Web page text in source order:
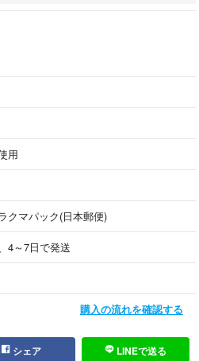
用
クマパック(日本郵便)
4～7日で発送
購入の流れを確認する
シェア LINEで送る